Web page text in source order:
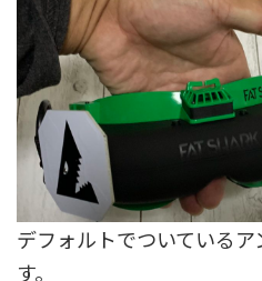
デフォルトでついている
す。